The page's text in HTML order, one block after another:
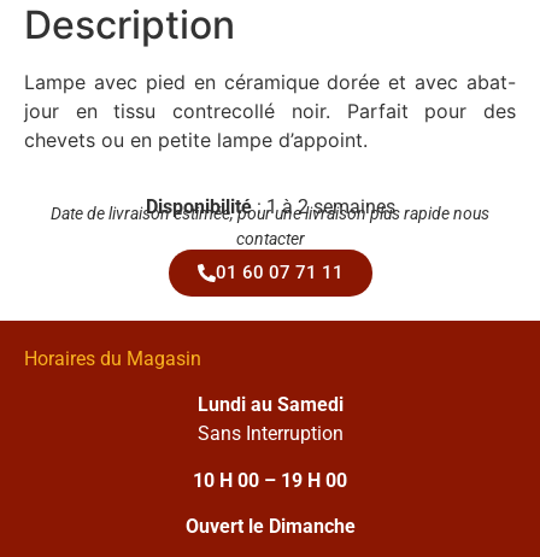
Description
Lampe avec pied en céramique dorée et avec abat-
jour en tissu contrecollé noir. Parfait pour des
chevets ou en petite lampe d’appoint.
Disponibilité: 1 à 2 semaines
Date de livraison estimée, pour une livraison plus rapide nous
contacter
01 60 07 71 11
Horaires du Magasin
Lundi au Samedi
Sans Interruption
10 H 00 – 19 H 00
Ouvert le Dimanche